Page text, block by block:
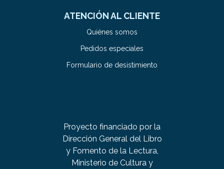
ATENCIÓN AL CLIENTE
Quiénes somos
Pedidos especiales
Formulario de desistimiento
Proyecto financiado por la
Dirección General del Libro
y Fomento de la Lectura,
Ministerio de Cultura y